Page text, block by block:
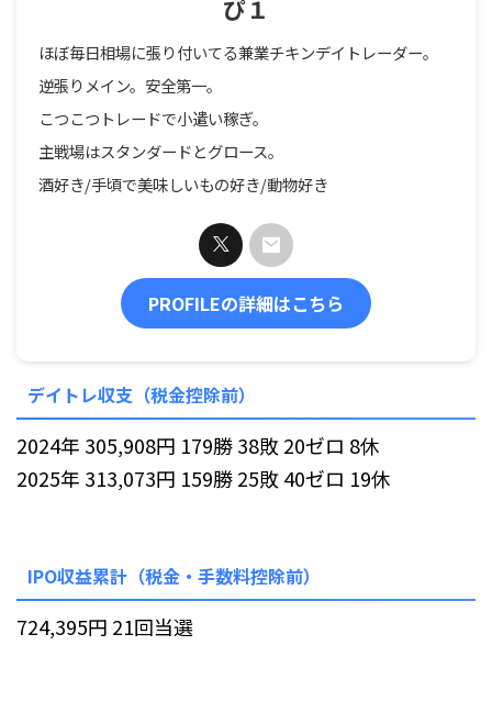
ぴ１
ほぼ毎日相場に張り付いてる兼業チキンデイトレーダー。
逆張りメイン。安全第一。
こつこつトレードで小遣い稼ぎ。
主戦場はスタンダードとグロース。
酒好き/手頃で美味しいもの好き/動物好き
PROFILEの詳細はこちら
デイトレ収支（税金控除前）
2024年 305,908円 179勝 38敗 20ゼロ 8休
2025年 313,073円 159勝 25敗 40ゼロ 19休
IPO収益累計（税金・手数料控除前）
724,395円 21回当選